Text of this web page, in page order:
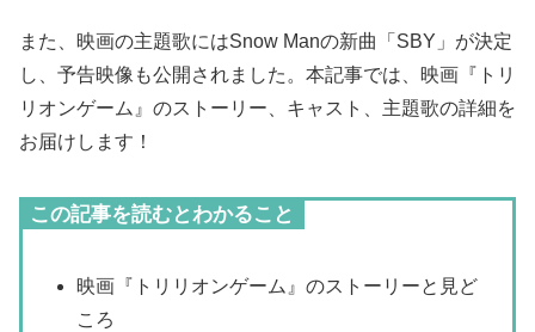
また、映画の主題歌にはSnow Manの新曲「SBY」が決定
し、予告映像も公開されました。本記事では、映画『トリ
リオンゲーム』のストーリー、キャスト、主題歌の詳細を
お届けします！
この記事を読むとわかること
映画『トリリオンゲーム』のストーリーと見ど
ころ